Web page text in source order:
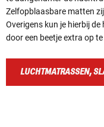
Zelfopblaasbare matten
Overigens kun je hierbij
door een beetje extra op
LUCHTMATRASSEN,